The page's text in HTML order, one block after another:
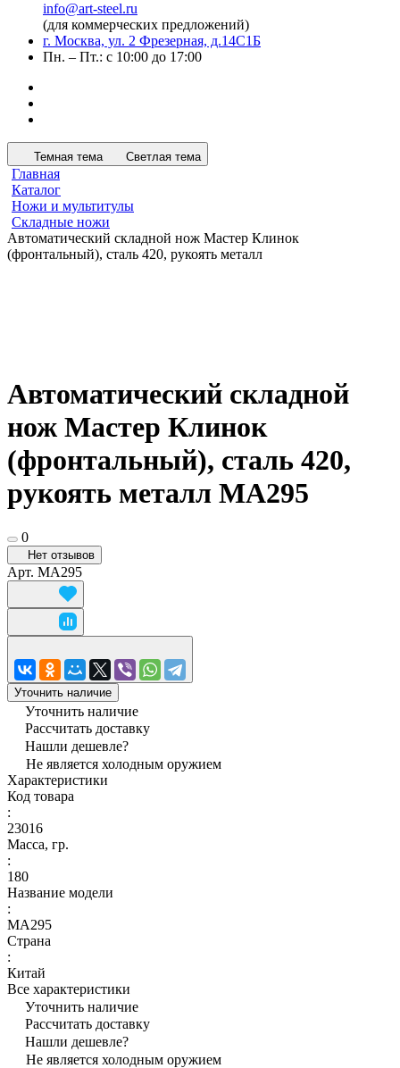
info@art-steel.ru
(для коммерческих предложений)
г. Москва, ул. 2 Фрезерная, д.14С1Б
Пн. – Пт.: с 10:00 до 17:00
Темная тема Светлая тема
Главная
Каталог
Ножи и мультитулы
Складные ножи
Автоматический складной нож Мастер Клинок
(фронтальный), сталь 420, рукоять металл
Автоматический складной
нож Мастер Клинок
(фронтальный), сталь 420,
рукоять металл MA295
0
Нет отзывов
Арт. MA295
Уточнить наличие
Уточнить наличие
Рассчитать доставку
Нашли дешевле?
Не является холодным оружием
Характеристики
Код товара
:
23016
Масса, гр.
:
180
Название модели
:
MA295
Страна
:
Китай
Все характеристики
Уточнить наличие
Рассчитать доставку
Нашли дешевле?
Не является холодным оружием